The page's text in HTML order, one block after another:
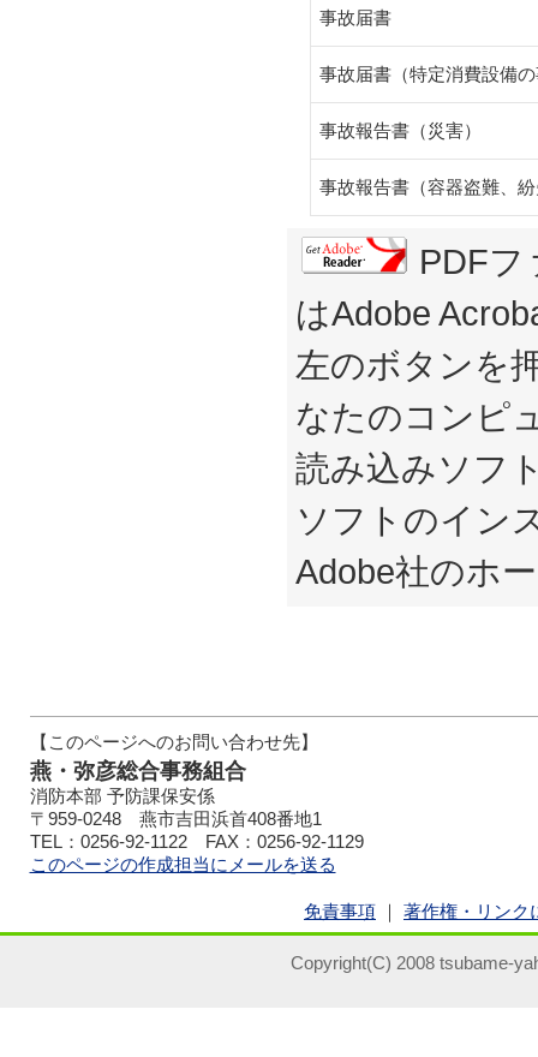
事故届書
事故届書（特定消費設備
事故報告書（災害）
事故報告書（容器盗難、
PDFフ
はAdobe
左のボタンを
なたのコンピ
読み込みソフ
ソフトのイン
Adobe社のホ
【このページへのお問い合わせ先】
燕・弥彦総合事務組合
消防本部 予防課保安係
〒959-0248 燕市吉田浜首408番地1
TEL：0256-92-1122 FAX：0256-92-1129
このページの作成担当にメールを送る
免責事項 著作権・リンク
Copyright(C) 2008 tsubame-